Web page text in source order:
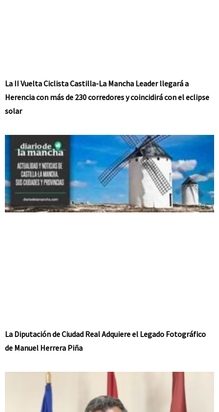
La II Vuelta Ciclista Castilla-La Mancha Leader llegará a
Herencia con más de 230 corredores y coincidirá con el eclipse
solar
La Diputación de Ciudad Real Adquiere el Legado Fotográfico
de Manuel Herrera Piña